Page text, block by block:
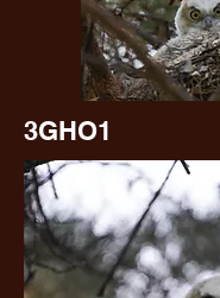
3GHO1